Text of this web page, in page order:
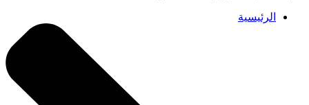
الرئيسية